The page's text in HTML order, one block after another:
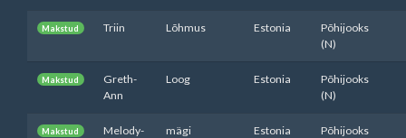
Makstud Triin Lõhmus Estonia
Põhijooks
(N)
Makstud
Greth-
Ann
Loog Estonia
Põhijooks
(N)
Makstud
Melody-
mägi Estonia
Põhijooks